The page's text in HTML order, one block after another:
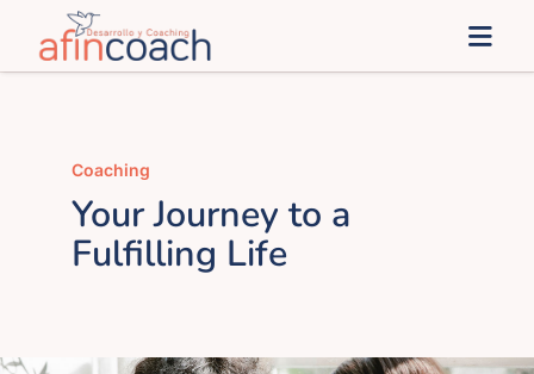
afinSoluciones
Administración Pública
Coaching
Your Journey to a
Fulfilling Life